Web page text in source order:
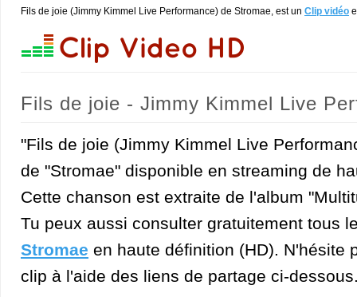
Fils de joie (Jimmy Kimmel Live Performance) de Stromae, est un Clip vidéo
Fils de joie - Jimmy Kimmel Live
"Fils de joie (Jimmy Kimmel Live
de "Stromae" disponible en streaming de
Cette chanson est extraite de l'album
Tu peux aussi consulter gratuitement tous
Stromae en haute définition (HD). N'hésite
clip à l'aide des liens de partage ci-